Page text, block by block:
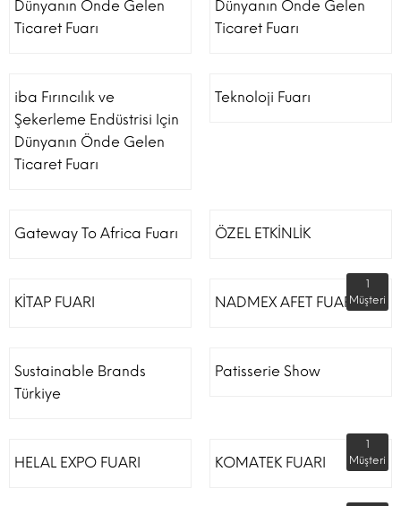
Dünyanın Önde Gelen
Ticaret Fuarı
Dünyanın Önde Gelen
Ticaret Fuarı
iba Fırıncılık ve
Şekerleme Endüstrisi Için
Dünyanın Önde Gelen
Ticaret Fuarı
Teknoloji Fuarı
Gateway To Africa Fuarı ÖZEL ETKİNLİK
KİTAP FUARI NADMEX AFET FUARI
1
Müşteri
Sustainable Brands
Türkiye
Patisserie Show
HELAL EXPO FUARI KOMATEK FUARI
1
Müşteri